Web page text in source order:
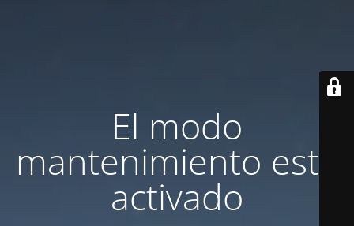
El modo
mantenimiento está
activado